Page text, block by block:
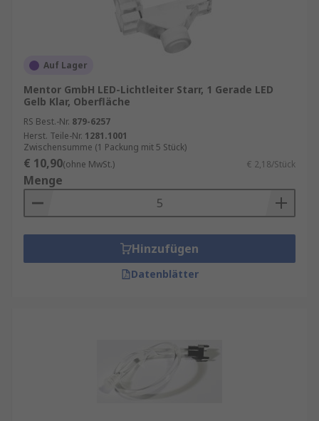
Auf Lager
Mentor GmbH LED-Lichtleiter Starr, 1 Gerade LED
Gelb Klar, Oberfläche
RS Best.-Nr. 879-6257
Herst. Teile-Nr. 1281.1001
Zwischensumme (1 Packung mit 5 Stück)
€ 10,90(ohne MwSt.) € 2,18/Stück
Menge
Hinzufügen
Datenblätter